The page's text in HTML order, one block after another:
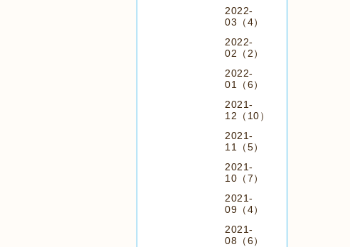
2022-
03（4）
2022-
02（2）
2022-
01（6）
2021-
12（10）
2021-
11（5）
2021-
10（7）
2021-
09（4）
2021-
08（6）